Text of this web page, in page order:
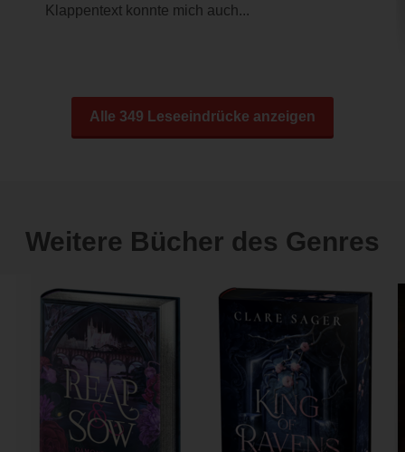
Klappentext konnte mich auch...
Alle 349 Leseeindrücke anzeigen
Weitere Bücher des Genres